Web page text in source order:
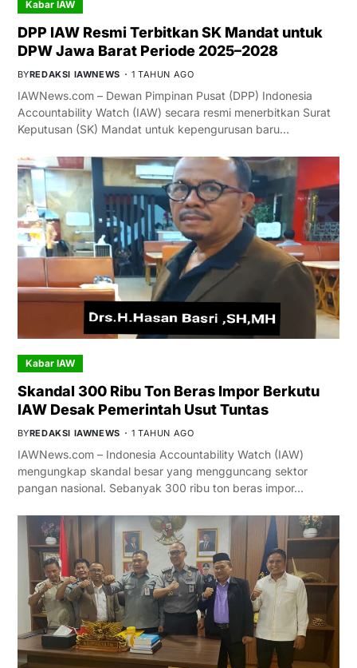
Kabar IAW
DPP IAW Resmi Terbitkan SK Mandat untuk
DPW Jawa Barat Periode 2025–2028
BYREDAKSI IAWNEWS 1 TAHUN AGO
IAWNews.com – Dewan Pimpinan Pusat (DPP) Indonesia
Accountability Watch (IAW) secara resmi menerbitkan Surat
Keputusan (SK) Mandat untuk kepengurusan baru…
Kabar IAW
Skandal 300 Ribu Ton Beras Impor Berkutu
IAW Desak Pemerintah Usut Tuntas
BYREDAKSI IAWNEWS 1 TAHUN AGO
IAWNews.com – Indonesia Accountability Watch (IAW)
mengungkap skandal besar yang mengguncang sektor
pangan nasional. Sebanyak 300 ribu ton beras impor…